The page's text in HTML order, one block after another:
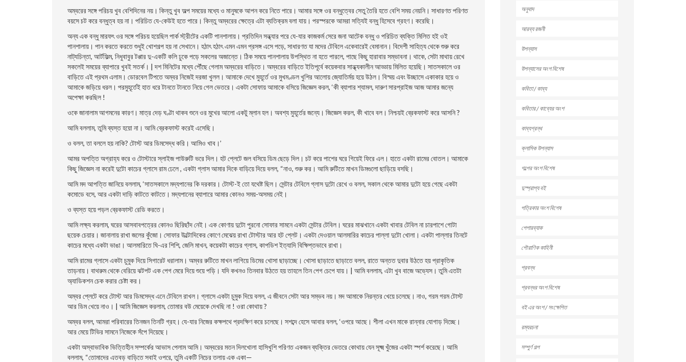
অম্বরের সঙ্গে পরিচয় খুব বেশিদিনের নয়। কিন্তু খুব অল্প সময়ের মধ্যে ও মানুষকে আপন করে নিতে পারে। আমার সঙ্গে ওর বন্ধুত্বের সেতু তৈরি হতে বেশি সময় নেয়নি। সাধারণত পরিণত
বয়সে চট করে বন্ধুত্ব হয় না। পরিচিত যে-কেউই হতে পারে। কিন্তু অম্বরের ক্ষেত্রে এটা ব্যতিক্রম বলা যায়। পরস্পরকে আমরা সত্যিই বন্ধু হিসেবে গ্রহণ। করেছি।
অন্য এক বন্ধু মারফৎ ওর সঙ্গে পরিচয় হয়েছিল পার্ক স্ট্রীটের একটি পানশালায়। প্রতিদিন সন্ধ্যার পরে যে-যার কাজকর্ম সেরে জনা আটেক বন্ধু ও পরিচিত ব্যক্তি মিলিত হই ওই
পানশালায়। পান করতে করতে শুধুই খােশগল্প হয় না সেখানে। হঠাৎ হঠাৎ এমন এমন প্রসঙ্গ এসে পড়ে, সাধারণত যা মদের টেবিলে একেবারেই বেমানান। বিদেশী সাহিত্য থেকে শুরু করে
নাট্যচিন্তা, আর্টফিল্ম, নিধুবাবুর টপ্পার দু-একটি কলি ঢুকে পড়ে সকলের অজান্তে। ঠিক সময়ে পানশালায় উপস্থিত না হতে পারলে, পাছে কিছু হারাবার সম্ভাবনা। থাকে, সেটা মাথায় রেখে
সকলেই সময়ের ব্যাপারে খুবই সতর্ক। | দশ মিনিটের মধ্যে পৌঁছে গেলাম অম্বরের বাড়িতে। অম্বরের বাড়িতে ইতিপূর্বে কয়েকবার সান্ধ্যকালীন আড্ডায় মিলিত হয়েছি। সাতসকালে ওর
বাড়িতে এই প্রথম এলাম। ডােরবেল টিপতে অম্বর নিজেই দরজা খুলল। আমাকে দেখে মুহূর্তে ওর মুখমণ্ডল খুশির আলােয় জ্যোতির্ময় হয়ে উঠল। বিস্ময় এবং উচ্ছাসে একাকার হয়ে ও
আমাকে জড়িয়ে ধরল। পরমুহূর্তেই হাত ধরে টানতে টানতে নিয়ে গেল ভেতরে। একটা সােফায় আমাকে বসিয়ে জিজ্ঞেস করল, ‘কী ব্যাপার শ্যামল, দারুণ সারপ্রাইজ আজ আমার জন্যে
অপেক্ষা করছিল !
ওকে জানালাম আগমনের কারণ। মাত্র দেড় ঘণ্টা থাকব শুনে ওর মুখের আলাে একটু ম্লান হল। অবশ্য মুহূর্তের জন্যে। জিজ্ঞেস করল, কী খাবে বল। নিশ্চয়ই ব্রেকফাস্ট করে আসনি ?
আমি বললাম, তুমি ব্যস্ত হয়াে না। আমি ব্রেকফাস্ট করেই এসেছি।
ও বলল, তা বললে হয় নাকি? টোস্ট আর ডিমসেদ্ধ করি। আমিও খাব।’
আমর অপত্তি অগ্রাহ্য করে ও টোস্টারে স্লাইজ পাউরুটি ভরে দিল। হট প্লেটে জল বসিয়ে ডিম ছেড়ে দিল। চট করে পাশের ঘরে গিয়েই ফিরে এল। হাতে একটা রামের বােতল। আমাকে
কিছু জিজ্ঞেস না করেই দুটো কাচের গ্লাসে রাম ঢেলে , একটা গ্লাস আমার দিকে বাড়িয়ে দিয়ে বলল, “নাও, শুরু কর। আমি রুটিতে মাখন ডিমগুলাে ছাড়িয়ে বসছি।
আমি মদ আপত্তি জানিয়ে বললাম, ‘সাতসকালে মদ্যপানের কি দরকার। টোস্ট-ই তাে যথেষ্ট ছিল। সেন্টার টেবিলে গ্লাস দুটো রেখে ও বলল, সকাল থেকে আমার দুটো হয়ে গেছে একটা
কমােডে বসে, আর একটা দাড়ি কাটতে কাটতে। মদ্যপানের ব্যাপারে আমার কোনও সময়-অসময় নেই।
ও ব্যস্ত হয়ে পড়ল ব্রেকফাস্ট রেডি করতে।
আমি লক্ষ্য করলাম, ঘরের আসবাবপত্রের কোনও ছিরিছাঁদ নেই। এক কোণায় দুটো পুরনাে সােফার সামনে একটা সেন্টার টেবিল। ঘরের মাঝখানে একটা খাবার টেবিল না চারপাশে গােটা
ছয়েক চেয়ার। জানালায় রাখা জলের কুঁজো। সােফার উল্টোদিকের কোণে মেঝেয় রাখা টোস্টার আর হট প্লেট। একটা দেওয়াল আলমারির কাচের পাল্লা দুটো খােলা। একটা পাল্লার তিনটে
কাচের মধ্যে একটা ভাঙা। আলমারিতে ঘি-এর শিশি, জেলি মাখন, কয়েকটা কাচের গ্লাস, কাপডিশ ইত্যাদি বিক্ষিপ্তভাবে রাখা।
আমি রামের গ্লাসে একটা চুমুক দিয়ে সিগারেট ধরালাম। অম্বর রুটিতে মাখন লাগিয়ে ডিমের খােসা ছাড়াচ্ছে। খােসা ছাড়াতে ছাড়াতে বলল, রাতে অন্তত দুবার উঠতে হয় প্রাকৃতিক
তাড়নায়। বাথরুম থেকে বেরিয়ে ঝটপট এক পেগ মেরে দিয়ে শুয়ে পড়ি। যদি কখনও তিনবার উঠতে হয় তাহলে তিন পেগ চেপে যায়। | আমি বললাম, এটা খুব বাজে অভ্যেস। তুমি এতটা
অ্যাডিকশন চেক করার চেষ্টা কর।
অম্বর প্লেটে করে টোস্ট আর ডিমসেদ্ধ এনে টেবিলে রাখল। গ্লাসে একটা চুমুক দিয়ে বলল, এ জীবনে সেটা আর সম্ভব নয়। মদ আমাকে নিরন্তর খেয়ে চলেছে। নাও, গরম গরম টোস্ট
আর ডিম খেয়ে নাও। | আমি জিজ্ঞেস করলাম, তােমার বউ মেয়েকে দেখছি না ! ওরা কোথায় ?
অম্বর বলল, আমরা পরিবারের তিনজন তিনটি গ্রহ। যে-যার নিজের কক্ষপথে প্রদক্ষিণ করে চলেছে। সশব্দে হেসে আবার বলল, ‘ওপরে আছে। শীলা এখন মাকে রান্নার যােগাড় দিচ্ছে।
আর মেয়ে টিভির সামনে নিজেকে সঁপে দিয়েছে।
একটা অস্বাভাবিক ভিত্তিহীন সম্পর্কের আভাস পেলাম আমি। অম্বরেরমতন দিলখোলা হাসিখুশি পরিণত একজন ব্যক্তির ভেতরে কোথায় যেন সূক্ষ্ম খুঁজের একটা স্পর্শ করেছে। আমি
বললাম, “তােমাদের এতবড় বাড়িতে সবাই ওপরে, তুমি একটি নিচের তলায় এক একা—
অনুবাদ
আরব্য রজনী
উপন্যাস
উপন্যাসের অংশ বিশেষ
কবিতা / কাব্য
কবিতার / কাব্যের অংশ
কাব্যগ্রন্থ
ক্লাসিক উপন্যাস
গল্পের অংশ বিশেষ
দুস্প্রাপ্য বই
পত্রিকার অংশ বিশেষ
পেপারব্যাক
পৌরাণিক কাহিনী
প্রবন্ধ
প্রবন্ধর অংশ বিশেষ
বই এর অংশ / সংক্ষেপিত
রম্যরচনা
সম্পুর্ণ গল্প